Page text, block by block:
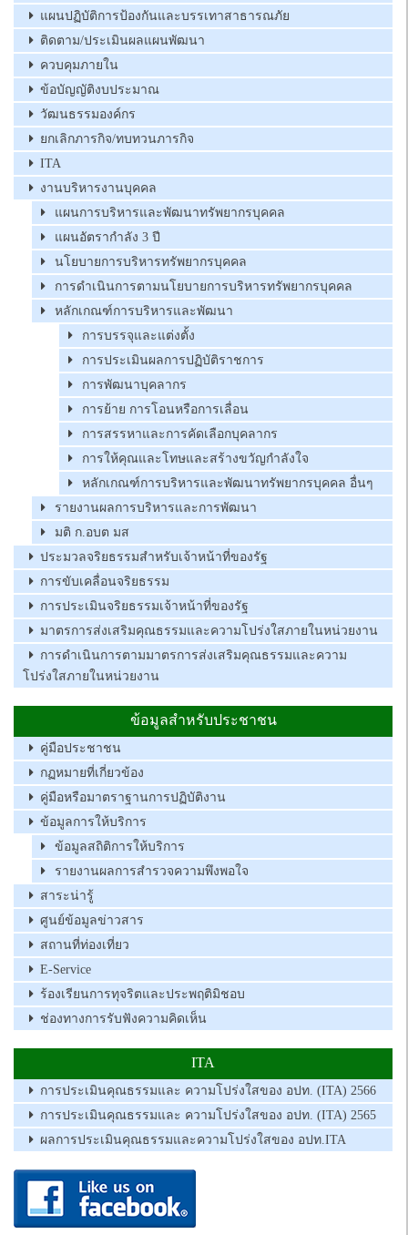
แผนปฏิบัติการป้องกันและบรรเทาสาธารณภัย
ติดตาม/ประเมินผลแผนพัฒนา
ควบคุมภายใน
ข้อบัญญัติงบประมาณ
วัฒนธรรมองค์กร
ยกเลิกภารกิจ/ทบทวนภารกิจ
ITA
งานบริหารงานบุคคล
แผนการบริหารและพัฒนาทรัพยากรบุคคล
แผนอัตรากำลัง 3 ปี
นโยบายการบริหารทรัพยากรบุคคล
การดำเนินการตามนโยบายการบริหารทรัพยากรบุคคล
หลักเกณฑ์การบริหารและพัฒนา
การบรรจุและแต่งตั้ง
การประเมินผลการปฏิบัติราชการ
การพัฒนาบุคลากร
การย้าย การโอนหรือการเลื่อน
การสรรหาและการคัดเลือกบุคลากร
การให้คุณและโทษและสร้างขวัญกำลังใจ
หลักเกณฑ์การบริหารและพัฒนาทรัพยากรบุคคล อื่นๆ
รายงานผลการบริหารและการพัฒนา
มติ ก.อบต มส
ประมวลจริยธรรมสำหรับเจ้าหน้าที่ของรัฐ
การขับเคลื่อนจริยธรรม
การประเมินจริยธรรมเจ้าหน้าที่ของรัฐ
มาตรการส่งเสริมคุณธรรมและความโปร่งใสภายในหน่วยงาน
การดำเนินการตามมาตรการส่งเสริมคุณธรรมและความ
โปร่งใสภายในหน่วยงาน
ข้อมูลสำหรับประชาชน
คู่มือประชาชน
กฏหมายที่เกี่ยวข้อง
คู่มือหรือมาตราฐานการปฏิบัติงาน
ข้อมูลการให้บริการ
ข้อมูลสถิติการให้บริการ
รายงานผลการสำรวจความพึงพอใจ
สาระน่ารู้
ศูนย์ข้อมูลข่าวสาร
สถานที่ท่องเที่ยว
E-Service
ร้องเรียนการทุจริตและประพฤติมิชอบ
ช่องทางการรับฟังความคิดเห็น
ITA
การประเมินคุณธรรมและ ความโปร่งใสของ อปท. (ITA) 2566
การประเมินคุณธรรมและ ความโปร่งใสของ อปท. (ITA) 2565
ผลการประเมินคุณธรรมและความโปร่งใสของ อปท.ITA